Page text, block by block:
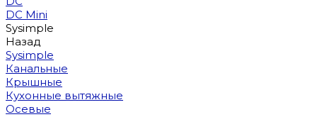
DC Mini
Sysimple
Назад
Sysimple
Канальные
Крышные
Кухонные вытяжные
Осевые